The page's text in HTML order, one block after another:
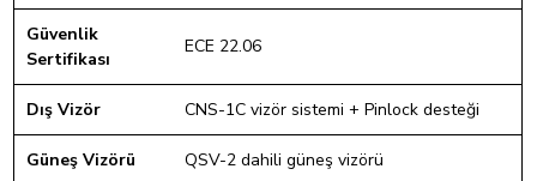
Güvenlik
Sertifikası
ECE 22.06
Dış Vizör CNS-1C vizör sistemi + Pinlock desteği
Güneş Vizörü QSV-2 dahili güneş vizörü